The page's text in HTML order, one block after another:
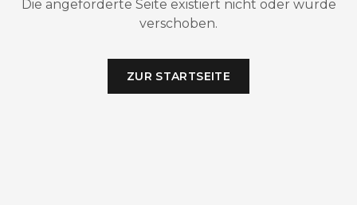
Die angeforderte Seite existiert nicht oder wurde
verschoben.
ZUR STARTSEITE